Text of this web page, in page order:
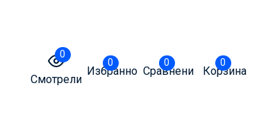
0
Смотрели
0
Избранное
0
Сравнение
0
Корзина